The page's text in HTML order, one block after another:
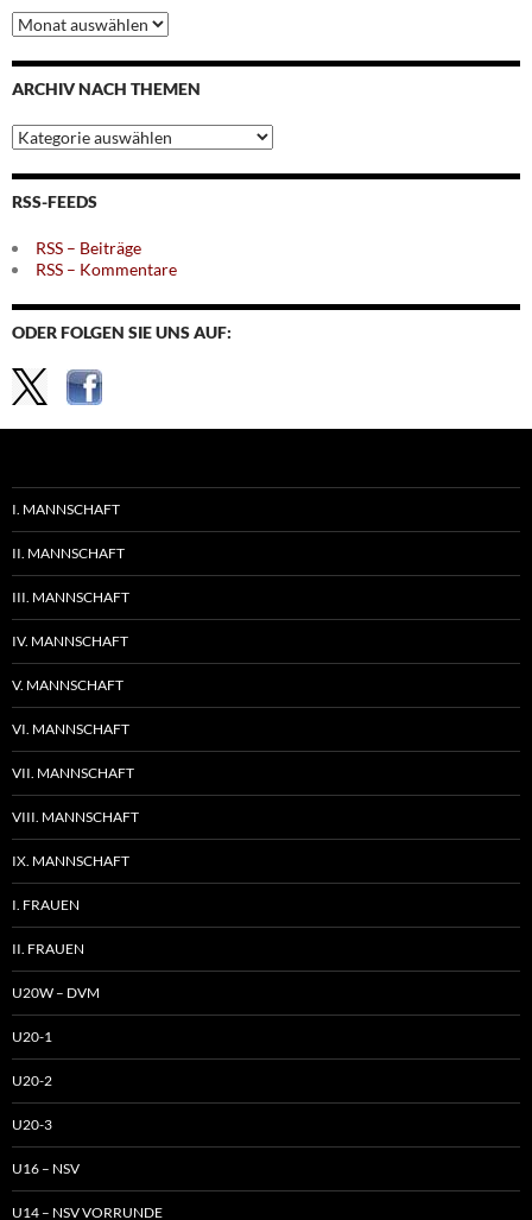
Archiv
nach
Monaten
ARCHIV NACH THEMEN
Archiv
nach
Themen
RSS-FEEDS
RSS – Beiträge
RSS – Kommentare
ODER FOLGEN SIE UNS AUF:
I. MANNSCHAFT
II. MANNSCHAFT
III. MANNSCHAFT
IV. MANNSCHAFT
V. MANNSCHAFT
VI. MANNSCHAFT
VII. MANNSCHAFT
VIII. MANNSCHAFT
IX. MANNSCHAFT
I. FRAUEN
II. FRAUEN
U20W – DVM
U20-1
U20-2
U20-3
U16 – NSV
U14 – NSV VORRUNDE